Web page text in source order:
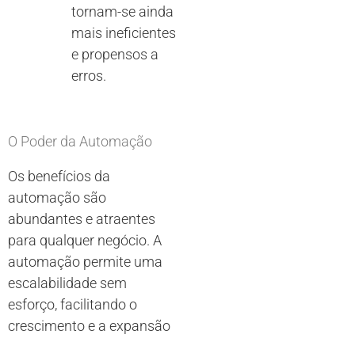
tornam-se ainda
mais ineficientes
e propensos a
erros.
O Poder da Automação
Os benefícios da
automação são
abundantes e atraentes
para qualquer negócio. A
automação permite uma
escalabilidade sem
esforço, facilitando o
crescimento e a expansão